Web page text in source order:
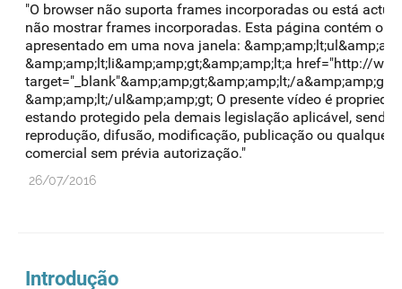
"O browser não suporta frames incorporadas ou está
não mostrar frames incorporadas. Esta página contém o
apresentado em uma nova janela:
&amp;amp;lt;li&amp;amp;gt;&amp;amp;lt;a href="http://
target="_blank"&amp;amp;gt;&amp;amp;lt;/
&amp;amp;lt;/ul&amp;amp;gt; O presente vídeo é
estando protegido pela demais legislação aplicável, sendo
reprodução, difusão, modificação, publicação ou qualquer
comercial sem prévia autorização."
26/07/2016
Introdução